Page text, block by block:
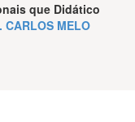
que Didático
CARLOS MELO